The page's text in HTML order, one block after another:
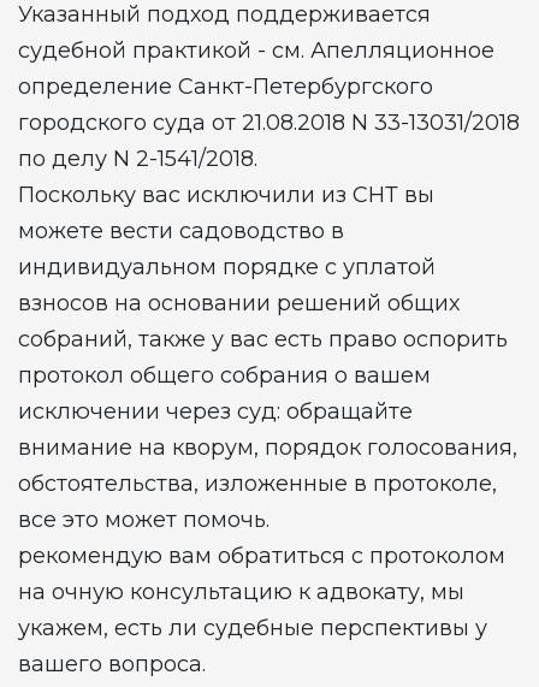
Указанный подход поддерживается
судебной практикой - см. Апелляционное
определение Санкт-Петербургского
городского суда от 21.08.2018 N 33-13031/2018
по делу N 2-1541/2018.
Поскольку вас исключили из СНТ вы
можете вести садоводство в
индивидуальном порядке с уплатой
взносов на основании решений общих
собраний, также у вас есть право оспорить
протокол общего собрания о вашем
исключении через суд: обращайте
внимание на кворум, порядок голосования,
обстоятельства, изложенные в протоколе,
все это может помочь.
рекомендую вам обратиться с протоколом
на очную консультацию к адвокату, мы
укажем, есть ли судебные перспективы у
вашего вопроса.